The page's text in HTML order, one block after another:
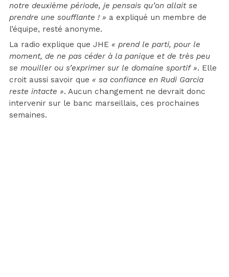
notre deuxième période, je pensais qu’on allait se
prendre une soufflante ! » a expliqué un membre de
l’équipe, resté anonyme.
La radio explique que JHE « prend le parti, pour le
moment, de ne pas céder à la panique et de très peu
se mouiller ou s’exprimer sur le domaine sportif ». Elle
croit aussi savoir que « sa confiance en Rudi Garcia
reste intacte ». Aucun changement ne devrait donc
intervenir sur le banc marseillais, ces prochaines
semaines.